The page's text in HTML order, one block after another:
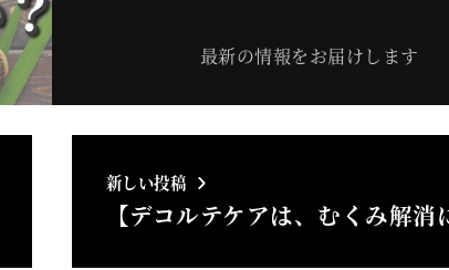
最新の情報をお届けします
新しい投稿
【デコルテケアは、むくみ解消